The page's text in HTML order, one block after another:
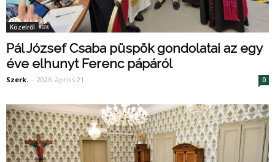
Közelről
Pál József Csaba püspök gondolatai az egy
éve elhunyt Ferenc pápáról
Szerk. - 2026. április 21. 0